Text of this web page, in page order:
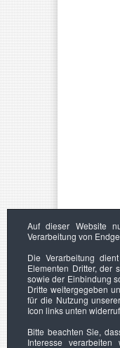
Auf dieser Website
Verarbeitung von
Die Verarbeitung
Elementen Dritter, der
sowie der Einbindung
Dritte weitergegeben
für die Nutzung
Icon links unten
Bitte beachten Sie,
Interesse